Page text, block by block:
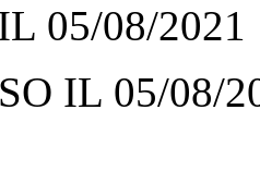
05/08/2021
IL 05/08/